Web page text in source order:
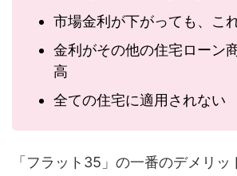
市場金利が下がっても、こ
金利がその他の住宅ローン
高
全ての住宅に適用されない
「フラット35」の一番のデメリッ